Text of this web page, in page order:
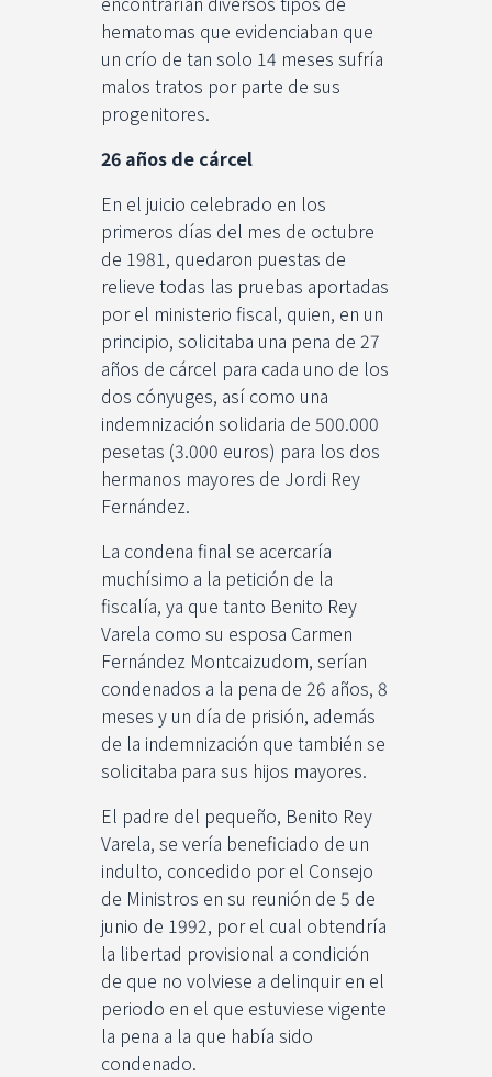
hematomas que evidenciaban que
un crío de tan solo 14 meses sufría
malos tratos por parte de sus
progenitores.
26 años de cárcel
En el juicio celebrado en los
primeros días del mes de octubre
de 1981, quedaron puestas de
relieve todas las pruebas aportadas
por el ministerio fiscal, quien, en un
principio, solicitaba una pena de 27
años de cárcel para cada uno de los
dos cónyuges, así como una
indemnización solidaria de 500.000
pesetas (3.000 euros) para los dos
hermanos mayores de Jordi Rey
Fernández.
La condena final se acercaría
muchísimo a la petición de la
fiscalía, ya que tanto Benito Rey
Varela como su esposa Carmen
Fernández Montcaizudom, serían
condenados a la pena de 26 años, 8
meses y un día de prisión, además
de la indemnización que también se
solicitaba para sus hijos mayores.
El padre del pequeño, Benito Rey
Varela, se vería beneficiado de un
indulto, concedido por el Consejo
de Ministros en su reunión de 5 de
junio de 1992, por el cual obtendría
la libertad provisional a condición
de que no volviese a delinquir en el
periodo en el que estuviese vigente
la pena a la que había sido
condenado.